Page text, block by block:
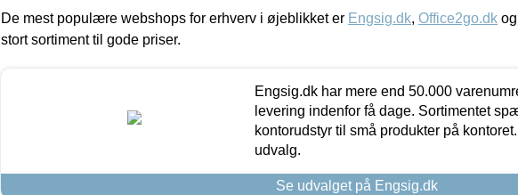
De mest populære webshops for erhverv i øjeblikket er Engsig.dk, Office2go.dk og
stort sortiment til gode priser.
Engsig.dk har mere end 50.000
levering indenfor få dage. Sortimentet
kontorudstyr til små produkter på
udvalg.
Se udvalget på Engsig.dk